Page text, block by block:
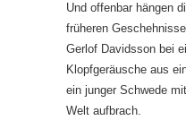
Und offenbar hängen
früheren
Gerlof Davidsson bei
Klopfgeräusche aus
ein junger Schwede
Welt aufbrach.